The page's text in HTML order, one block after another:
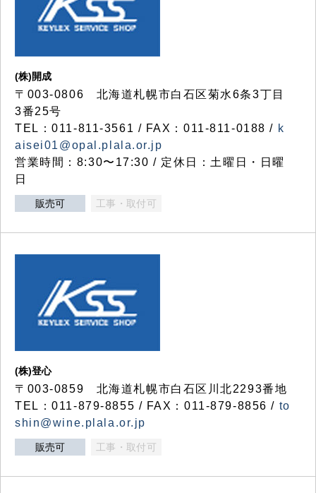
(株)開成
〒003-0806 北海道札幌市白石区菊水6条3丁目
3番25号
TEL：011-811-3561 / FAX：011-811-0188 / k
aisei01@opal.plala.or.jp
営業時間：8:30〜17:30 / 定休日：土曜日・日曜
日
販売可 工事・取付可
(株)登心
〒003-0859 北海道札幌市白石区川北2293番地
TEL：011-879-8855 / FAX：011-879-8856 / to
shin@wine.plala.or.jp
販売可 工事・取付可